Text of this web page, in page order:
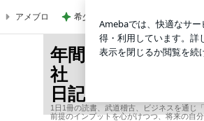
口周 21115 | 年間365冊×今年22年目 武道場主
アメブロ 希少で特別なお線香でのご供養
年間365冊×今年
社 オーナー社長
日記
1日1冊の読書、武道稽古、ビジネスを通じ
前提のインプットを心がけつつ、将来の自